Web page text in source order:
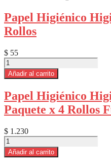
Papel Higiénico
Rollos
$ 55
Papel
Higiénico
Higienol
4
Rollos
cantidad
Añadir al carrito
Papel Higiénico
Paquete x 4 Rollos
$ 1.230
Papel
Higiénico
Higienol
Añadir al carrito